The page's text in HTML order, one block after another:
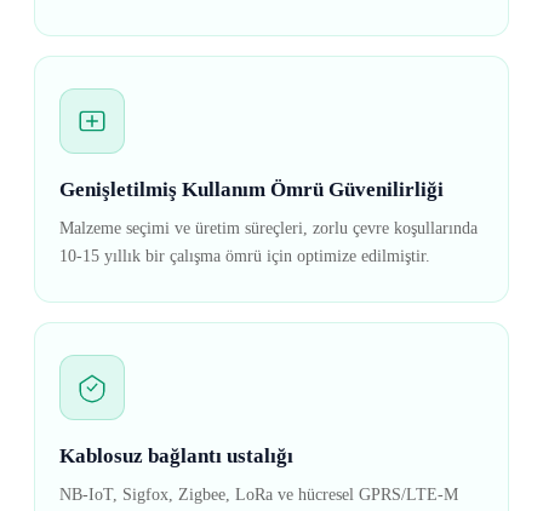
Genişletilmiş Kullanım Ömrü Güvenilirliği
Malzeme seçimi ve üretim süreçleri, zorlu çevre koşullarında
10-15 yıllık bir çalışma ömrü için optimize edilmiştir.
Kablosuz bağlantı ustalığı
NB-IoT, Sigfox, Zigbee, LoRa ve hücresel GPRS/LTE-M